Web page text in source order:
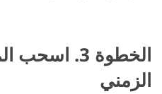
الخطوة 3.
الزمني